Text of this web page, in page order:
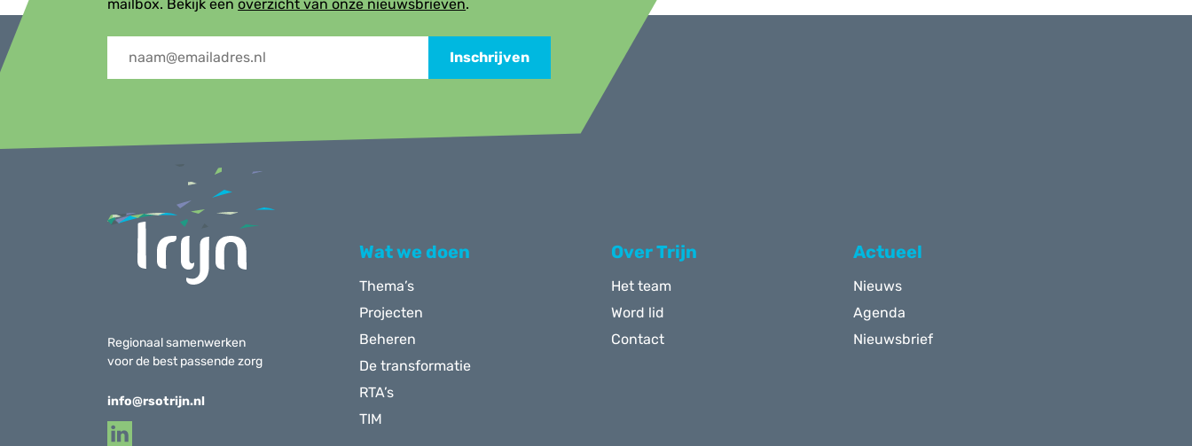
mailbox. Bekijk eenoverzicht van onze nieuwsbrieven.
Inschrijven
Regionaal samenwerken
voor de best passende zorg
info@rsotrijn.nl
Wat we doen
Thema’s
Projecten
Beheren
De transformatie
RTA’s
TIM
Over Trijn
Het team
Word lid
Contact
Actueel
Nieuws
Agenda
Nieuwsbrief